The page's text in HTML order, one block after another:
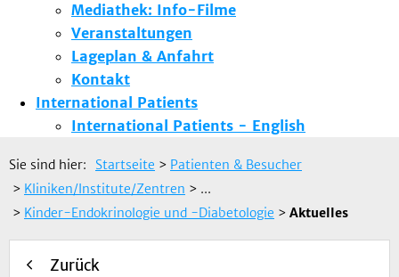
Mediathek: Info-Filme
Veranstaltungen
Lageplan & Anfahrt
Kontakt
International Patients
International Patients - English
Sie sind hier: Startseite > Patienten & Besucher
> Kliniken/Institute/Zentren > ...
> Kinder-Endokrinologie und -Diabetologie > Aktuelles
Zurück